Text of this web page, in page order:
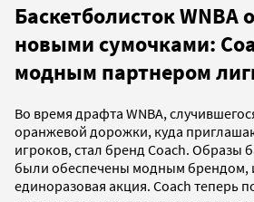
Баскетболисток WNBA
новыми сумочками:
модным партнером
Во время драфта WNBA,
оранжевой дорожки, куда
игроков, стал бренд Coach. Образы
были обеспечены модным брендом,
единоразовая акция. Coach теперь